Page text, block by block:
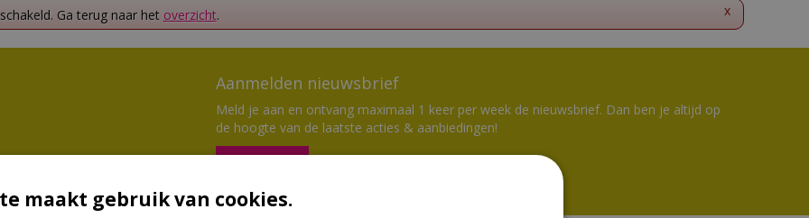
x
Ga terug naar het overzicht.
Aanmelden nieuwsbrief
Meld je aan en ontvang maximaal 1 keer per week de nieuwsbrief. Dan ben je altijd op
de hoogte van de laatste acties & aanbiedingen!
Aanmelden
maakt gebruik van cookies.